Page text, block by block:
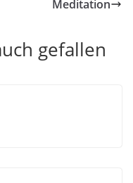
Meditation
gefallen